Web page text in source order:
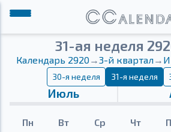
31-ая неделя
Календарь 2920→3-й квартал→
30-я неделя 31-я неделя
Июль
Пн Вт Ср Чт